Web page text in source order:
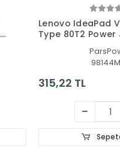
Lenovo IdeaPad
Type 80T2
315,22 TL